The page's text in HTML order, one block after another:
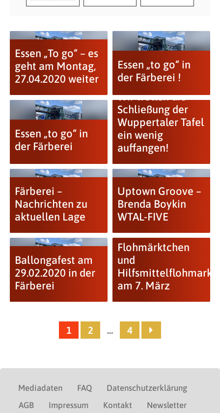
Essen „To go“ – es
geht am Montag,
27.04.2020 weiter
Essen „to go“ in
der Färberei !
Essen „to go“ in
der Färberei
Wir wollen die
Schließung der
Wuppertaler Tafel
ein wenig
auffangen!
Färberei –
Nachrichten zu
aktuellen Lage
Uptown Groove –
Brenda Boykin
WTAL-FIVE
Ballongafest am
29.02.2020 in der
Färberei
Flohmärktchen
und
Hilfsmittelflohmarkt
am 7. März
1 2 … 4
Mediadaten FAQ
Datenschutzerklärung
AGB
Impressum Kontakt Newsletter